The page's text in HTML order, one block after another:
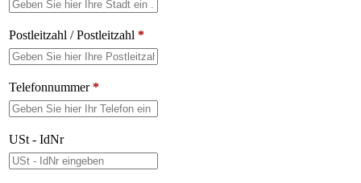
Postleitzahl / Postleitzahl *
Telefonnummer*
USt - IdNr